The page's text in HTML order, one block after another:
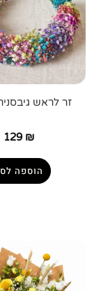
זר לראש
129 ₪
הוספה